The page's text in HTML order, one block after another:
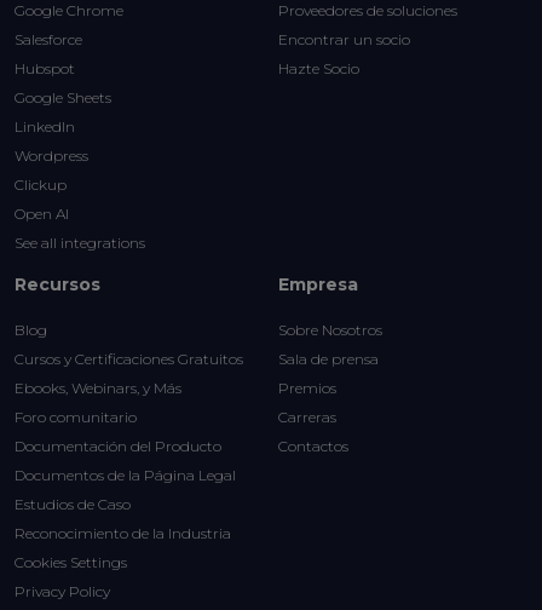
Google Chrome
Salesforce
Hubspot
Google Sheets
LinkedIn
Wordpress
Clickup
Open AI
See all integrations
Proveedores de soluciones
Encontrar un socio
Hazte Socio
Recursos
Blog
Cursos y Certificaciones Gratuitos
Ebooks, Webinars, y Más
Foro comunitario
Documentación del Producto
Documentos de la Página Legal
Estudios de Caso
Reconocimiento de la Industria
Cookies Settings
Privacy Policy
Empresa
Sobre Nosotros
Sala de prensa
Premios
Carreras
Contactos